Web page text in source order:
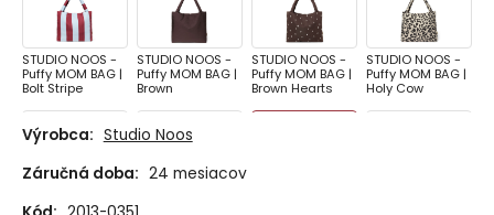
STUDIO NOOS -
Puffy MOM BAG |
Bolt Stripe
STUDIO NOOS -
Puffy MOM BAG |
Brown
STUDIO NOOS -
Puffy MOM BAG |
Brown Hearts
STUDIO NOOS -
Puffy MOM BAG |
Holy Cow
Puffy MOM BAG |
Puffy MOM BAG |
Výrobca: Studio Noos
Záručná doba: 24 mesiacov